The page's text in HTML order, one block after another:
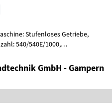
Stufenloses Getriebe,
540/540E/1000,
GmbH - Gampern